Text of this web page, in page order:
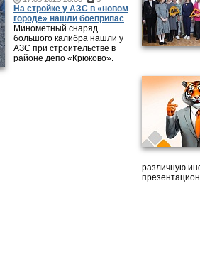
На стройке у АЗС в «новом
городе» нашли боеприпас
Минометный снаряд
большого калибра нашли у
АЗС при строительстве в
районе депо «Крюково».
различную